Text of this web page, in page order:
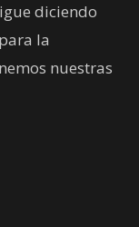
diciendo
la
nuestras